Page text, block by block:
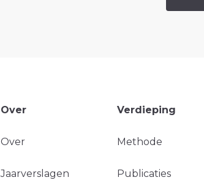
Over
Over
Jaarverslagen
Verdieping
Methode
Publicaties